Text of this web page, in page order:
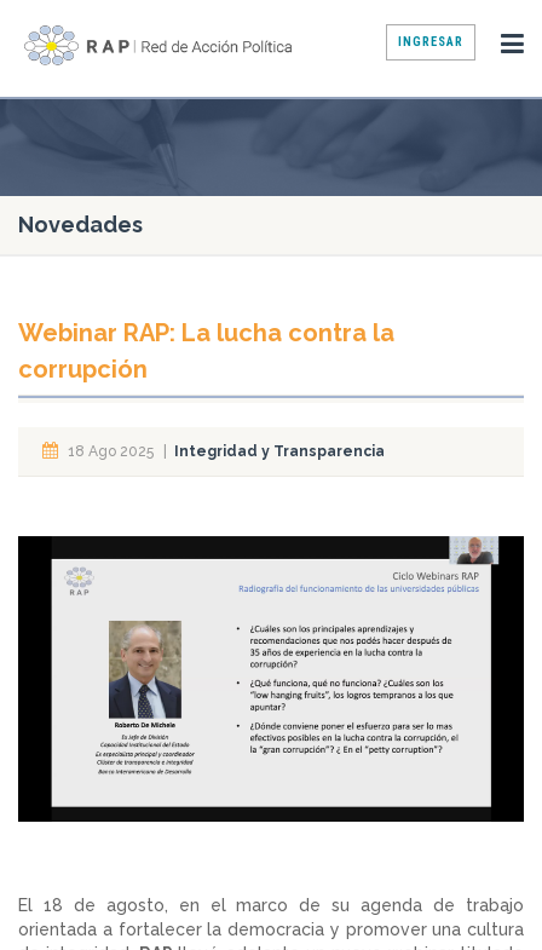
INGRESAR
Novedades
Webinar RAP: La lucha contra la
corrupción
18 Ago 2025 Integridad y Transparencia
El 18 de agosto, en el marco de su agenda de trabajo
orientada a fortalecer la democracia y promover una cultura